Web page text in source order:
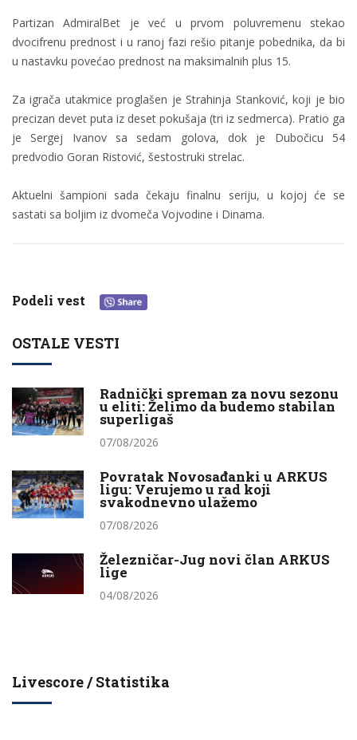
Partizan AdmiralBet je već u prvom poluvremenu stekao
dvocifrenu prednost i u ranoj fazi rešio pitanje pobednika, da bi
u nastavku povećao prednost na maksimalnih plus 15.
Za igrača utakmice proglašen je Strahinja Stanković, koji je bio
precizan devet puta iz deset pokušaja (tri iz sedmerca). Pratio ga
je Sergej Ivanov sa sedam golova, dok je Dubočicu 54
predvodio Goran Ristović, šestostruki strelac.
Aktuelni šampioni sada čekaju finalnu seriju, u kojoj će se
sastati sa boljim iz dvomeča Vojvodine i Dinama.
Podeli vest
OSTALE VESTI
Radnički spreman za novu sezonu
u eliti: Želimo da budemo stabilan
superligaš
07/08/2026
Povratak Novosađanki u ARKUS
ligu: Verujemo u rad koji
svakodnevno ulažemo
07/08/2026
Železničar-Jug novi član ARKUS
lige
04/08/2026
Livescore / Statistika